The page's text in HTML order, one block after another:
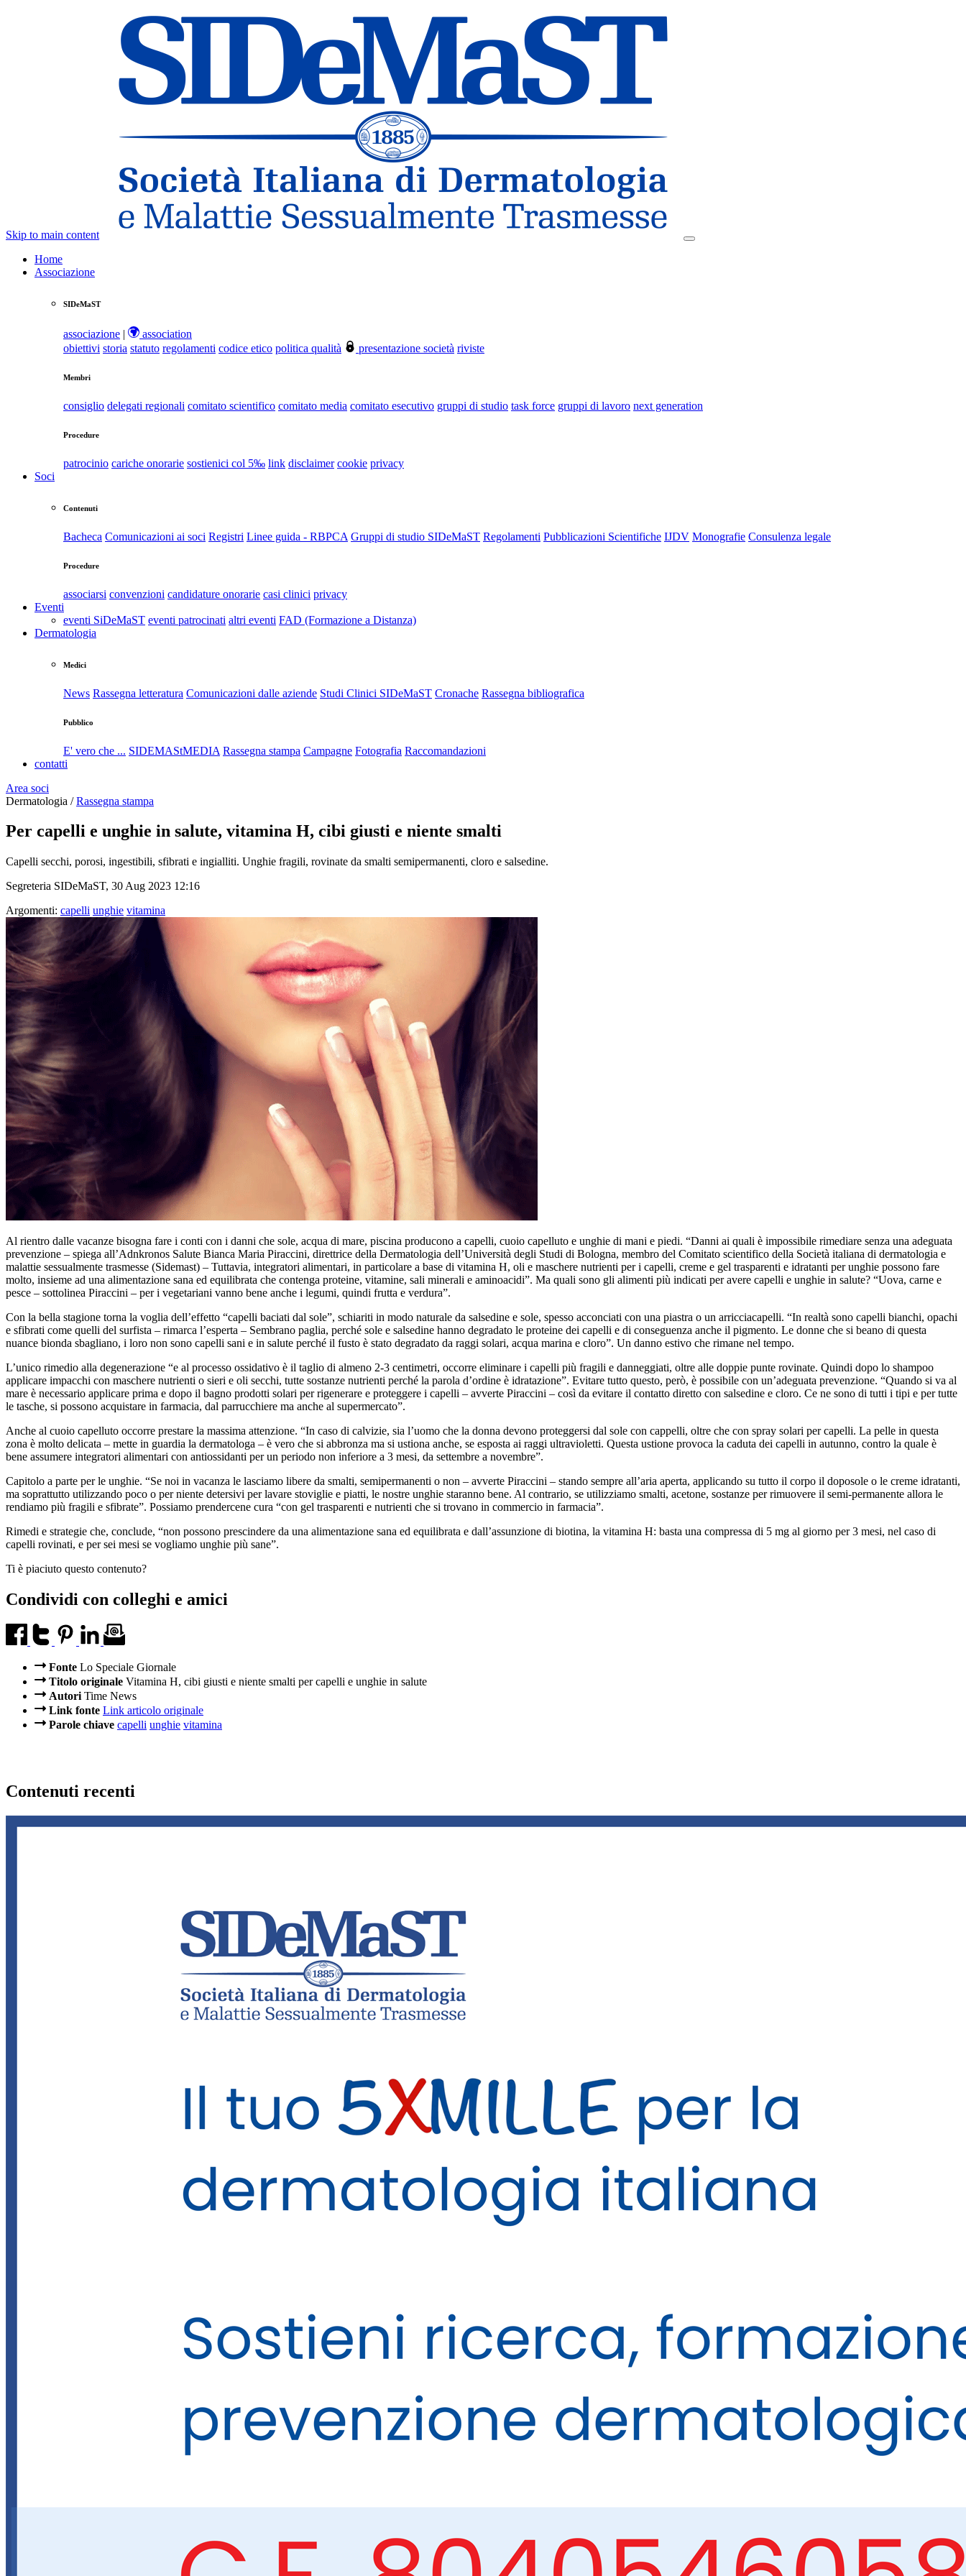
Skip to main content
Home
Associazione
SIDeMaST
associazione |
association
obiettivi storia statuto regolamenti codice etico politica qualità presentazione società riviste
Membri
consiglio delegati regionali comitato scientifico comitato media comitato esecutivo gruppi di studio task force gruppi di lavoro next generation
Procedure
patrocinio cariche onorarie sostienici col 5‰ link disclaimer cookie privacy
Soci
Contenuti
Bacheca Comunicazioni ai soci Registri Linee guida - RBPCA Gruppi di studio SIDeMaST Regolamenti Pubblicazioni Scientifiche IJDV Monografie Consulenza legale
Procedure
associarsi convenzioni candidature onorarie casi clinici privacy
Eventi
eventi SiDeMaST eventi patrocinati altri eventi FAD (Formazione a Distanza)
Dermatologia
Medici
News Rassegna letteratura Comunicazioni dalle aziende Studi Clinici SIDeMaST Cronache Rassegna bibliografica
Pubblico
E' vero che ... SIDEMAStMEDIA Rassegna stampa Campagne Fotografia Raccomandazioni
contatti
Area soci
Dermatologia /Rassegna stampa
Per capelli e unghie in salute, vitamina H, cibi giusti e niente smalti
Capelli secchi, porosi, ingestibili, sfibrati e ingialliti. Unghie fragili, rovinate da smalti semipermanenti, cloro e salsedine.
Segreteria SIDeMaST, 30 Aug 2023 12:16
Argomenti: capelli unghie vitamina
Al rientro dalle vacanze bisogna fare i conti con i danni che sole, acqua di mare, piscina producono a capelli, cuoio capelluto e unghie di mani e piedi. “Danni ai quali è impossibile rimediare senza una adeguata
prevenzione – spiega all’Adnkronos Salute Bianca Maria Piraccini, direttrice della Dermatologia dell’Università degli Studi di Bologna, membro del Comitato scientifico della Società italiana di dermatologia e
malattie sessualmente trasmesse (Sidemast) – Tuttavia, integratori alimentari, in particolare a base di vitamina H, oli e maschere nutrienti per i capelli, creme e gel trasparenti e idratanti per unghie possono fare
molto, insieme ad una alimentazione sana ed equilibrata che contenga proteine, vitamine, sali minerali e aminoacidi”. Ma quali sono gli alimenti più indicati per avere capelli e unghie in salute? “Uova, carne e
pesce – sottolinea Piraccini – per i vegetariani vanno bene anche i legumi, quindi frutta e verdura”.
Con la bella stagione torna la voglia dell’effetto “capelli baciati dal sole”, schiariti in modo naturale da salsedine e sole, spesso acconciati con una piastra o un arricciacapelli. “In realtà sono capelli bianchi, opachi
e sfibrati come quelli del surfista – rimarca l’esperta – Sembrano paglia, perché sole e salsedine hanno degradato le proteine dei capelli e di conseguenza anche il pigmento. Le donne che si beano di questa
nuance bionda sbagliano, i loro non sono capelli sani e in salute perché il fusto è stato degradato da raggi solari, acqua marina e cloro”. Un danno estivo che rimane nel tempo.
L’unico rimedio alla degenerazione “e al processo ossidativo è il taglio di almeno 2-3 centimetri, occorre eliminare i capelli più fragili e danneggiati, oltre alle doppie punte rovinate. Quindi dopo lo shampoo
applicare impacchi con maschere nutrienti o sieri e oli secchi, tutte sostanze nutrienti perché la parola d’ordine è idratazione”. Evitare tutto questo, però, è possibile con un’adeguata prevenzione. “Quando si va al
mare è necessario applicare prima e dopo il bagno prodotti solari per rigenerare e proteggere i capelli – avverte Piraccini – così da evitare il contatto diretto con salsedine e cloro. Ce ne sono di tutti i tipi e per tutte
le tasche, si possono acquistare in farmacia, dal parrucchiere ma anche al supermercato”.
Anche al cuoio capelluto occorre prestare la massima attenzione. “In caso di calvizie, sia l’uomo che la donna devono proteggersi dal sole con cappelli, oltre che con spray solari per capelli. La pelle in questa
zona è molto delicata – mette in guardia la dermatologa – è vero che si abbronza ma si ustiona anche, se esposta ai raggi ultravioletti. Questa ustione provoca la caduta dei capelli in autunno, contro la quale è
bene assumere integratori alimentari con antiossidanti per un periodo non inferiore a 3 mesi, da settembre a novembre”.
Capitolo a parte per le unghie. “Se noi in vacanza le lasciamo libere da smalti, semipermanenti o non – avverte Piraccini – stando sempre all’aria aperta, applicando su tutto il corpo il doposole o le creme idratanti,
ma soprattutto utilizzando poco o per niente detersivi per lavare stoviglie e piatti, le nostre unghie staranno bene. Al contrario, se utilizziamo smalti, acetone, sostanze per rimuovere il semi-permanente allora le
rendiamo più fragili e sfibrate”. Possiamo prendercene cura “con gel trasparenti e nutrienti che si trovano in commercio in farmacia”.
Rimedi e strategie che, conclude, “non possono prescindere da una alimentazione sana ed equilibrata e dall’assunzione di biotina, la vitamina H: basta una compressa di 5 mg al giorno per 3 mesi, nel caso di
capelli rovinati, e per sei mesi se vogliamo unghie più sane”.
Ti è piaciuto questo contenuto?
Condividi con colleghi e amici
Fonte Lo Speciale Giornale
Titolo originale Vitamina H, cibi giusti e niente smalti per capelli e unghie in salute
Autori Time News
Link fonte Link articolo originale
Parole chiave capelli unghie vitamina
Contenuti recenti